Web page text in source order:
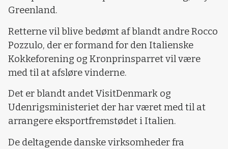
Greenland.
Retterne vil blive bedømt af blandt andre Rocco
Pozzulo, der er formand for den Italienske
Kokkeforening og Kronprinsparret vil være
med til at afsløre vinderne.
Det er blandt andet VisitDenmark og
Udenrigsministeriet der har været med til at
arrangere eksportfremstødet i Italien.
De deltagende danske virksomheder fra